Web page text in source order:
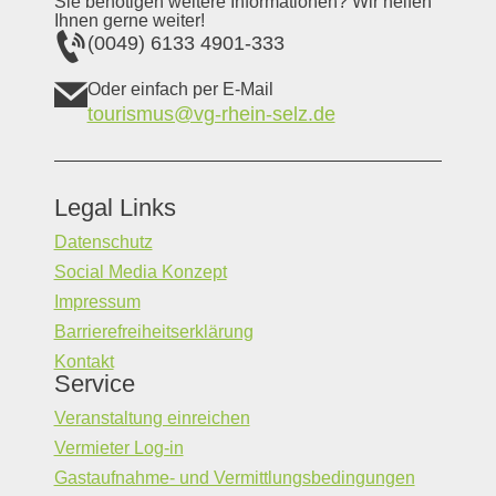
Ihnen gerne weiter!
(0049) 6133 4901-333
Oder einfach per E-Mail
tourismus@vg-rhein-selz.de
Legal Links
Datenschutz
Social Media Konzept
Impressum
Barrierefreiheitserklärung
Kontakt
Service
Veranstaltung einreichen
Vermieter Log-in
Gastaufnahme- und Vermittlungsbedingungen